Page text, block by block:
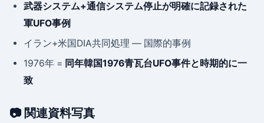
武器システム+通信システム停止が明確に記録された
軍UFO事例
イラン+米国DIA共同処理 — 国際的事例
1976年 = 同年韓国1976青瓦台UFO事件と時期的に一
致
📷 関連資料写真